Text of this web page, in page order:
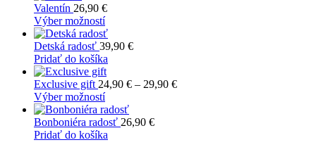
Možnosti
si
môžete
vybrať
na
stránke
produktu.
má
viacero
variantov.
Možnosti
si
môžete
vybrať
na
stránke
produktu.
Valentín 26,90 €
Výber možnostíTento
produkt
má
viacero
variantov.
Možnosti
si
môžete
vybrať
na
Detská radosť 39,90 €
Pridať do košíka
Exclusive gift 24,90 € – 29,90 €Price
Výber možnostíTento
produkt
má
viacero
Bonboniéra radosť 26,90 €
Pridať do košíka